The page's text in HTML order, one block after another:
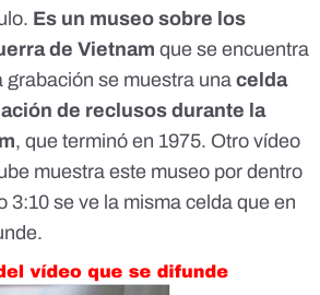
Es un museo sobre los
de Vietnam que se encuentra
grabación se muestra una celda
de reclusos durante la
, que terminó en 1975. Otro vídeo
muestra este museo por dentro
3:10 se ve la misma celda que en